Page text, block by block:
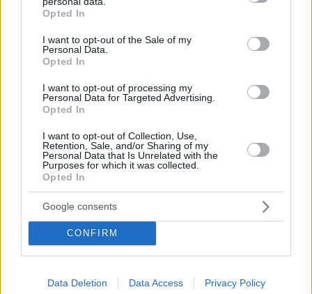
grant or deny consent to Google and its third-party tags to
use your data for below specified purposes in below Google
consent section.
Opted In
I want to opt-out of the Sale of my
Personal Data.
Opted In
I want to opt-out of processing my
Personal Data for Targeted Advertising.
Opted In
I want to opt-out of Collection, Use,
Retention, Sale, and/or Sharing of my
Personal Data that Is Unrelated with the
Purposes for which it was collected.
Opted In
Google consents
CONFIRM
Data Deletion Data Access Privacy Policy
Πέθανε το άσπρο κουτάβι που συμβίωνε με αγέλη
μικρέ, δείτε βίντεο
06.08.2026, 16:39